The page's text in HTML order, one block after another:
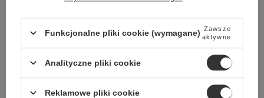
idealną propozycją dla Ciebie. Latte na bazie
intensywnej włoskiej kawy z dodatkiem
Monin o smaku cynamonu i białej mięty. Z
naszym przepisem przygotujesz ją w swoim domu
w zaledwie kilka minut.
Funkcjonalne pliki cookie (wymagane) Zawsze
aktywne
Analityczne pliki cookie
Reklamowe pliki cookie